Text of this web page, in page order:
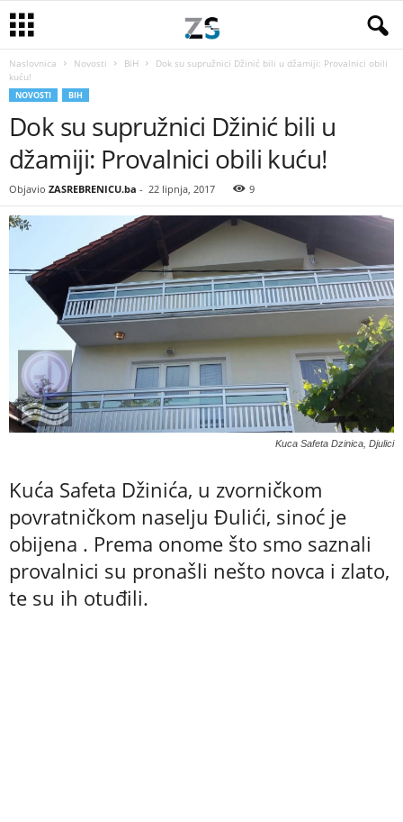
Naslovnica Novosti BiH
Dok su supružnici Džinić bili u džamiji: Provalnici obili
kuću!
NOVOSTI BIH
Dok su supružnici Džinić bili u
džamiji: Provalnici obili kuću!
Objavio ZASREBRENICU.ba - 22 lipnja, 2017 9
Kuca Safeta Dzinica, Djulici
Kuća Safeta Džinića, u zvorničkom
povratničkom naselju Đulići, sinoć je
obijena . Prema onome što smo saznali
provalnici su pronašli nešto novca i zlato,
te su ih otuđili.